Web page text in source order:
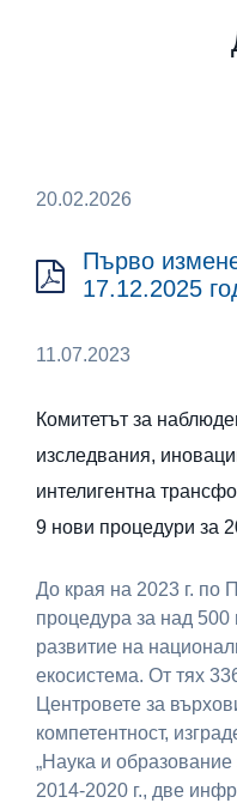
20.02.2026
Първо
17.12.2025
11.07.2023
Комитетът за
изследвания,
интелигентна
9 нови процедури за
До края на 2023 г.
процедура за над 500
развитие на
екосистема. От тях
Центровете за
компетентност,
„Наука и образование
2014-2020 г., две